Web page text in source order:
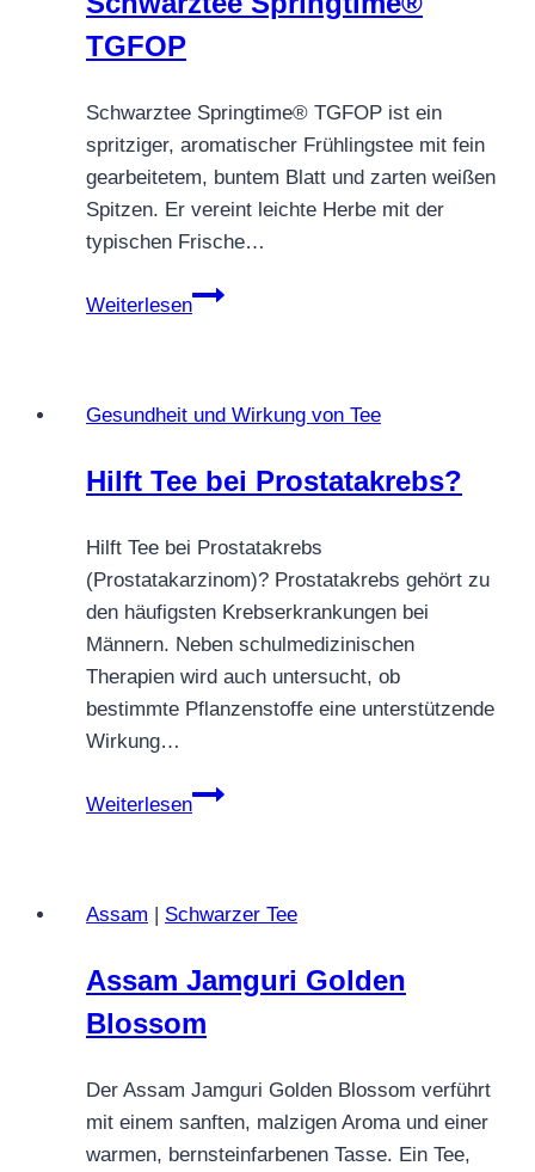
TGFOP
Schwarztee Springtime® TGFOP ist ein
spritziger, aromatischer Frühlingstee mit fein
gearbeitetem, buntem Blatt und zarten weißen
Spitzen. Er vereint leichte Herbe mit der
typischen Frische…
Weiterlesen
Schwarztee
Gesundheit und Wirkung von Tee
Hilft Tee bei Prostatakrebs?
Hilft Tee bei Prostatakrebs
(Prostatakarzinom)? Prostatakrebs gehört zu
den häufigsten Krebserkrankungen bei
Männern. Neben schulmedizinischen
Therapien wird auch untersucht, ob
bestimmte Pflanzenstoffe eine unterstützende
Wirkung…
Weiterlesen
Hilft
Assam | Schwarzer Tee
Assam Jamguri Golden
Blossom
Der Assam Jamguri Golden Blossom verführt
mit einem sanften, malzigen Aroma und einer
warmen, bernsteinfarbenen Tasse. Ein Tee,